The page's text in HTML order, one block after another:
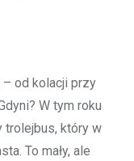
od kolacji przy
W tym roku
trolejbus, który w
To mały, ale